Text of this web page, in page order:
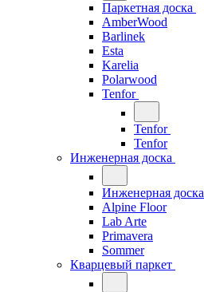
Паркетная доска
AmberWood
Barlinek
Esta
Karelia
Polarwood
Tenfor
Tenfor
Tenfor
Инженерная доска
Инженерная доска
Alpine Floor
Lab Arte
Primavera
Sommer
Кварцевый паркет